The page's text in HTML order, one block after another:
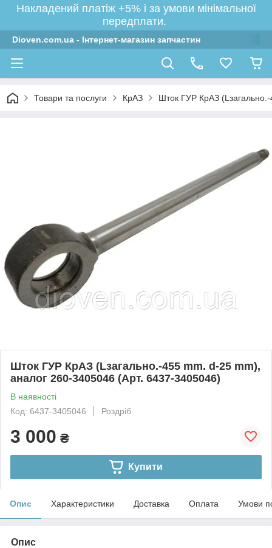
Накладений платіж +5% і за умови мінімальної
передплати.
Dioven.com.ua - Інтернет-магазин запчастин
Товари та послуги КрАЗ Шток ГУР КрАЗ
Шток ГУР КрАЗ (Lзагально.-455 mm. d-25 mm),
аналог 260-3405046 (Арт. 6437-3405046)
В наявності
Код: 6437-3405046
Роздріб
3 000 ₴
Купити
Опис Характеристики Доставка Оплата Умови
Опис